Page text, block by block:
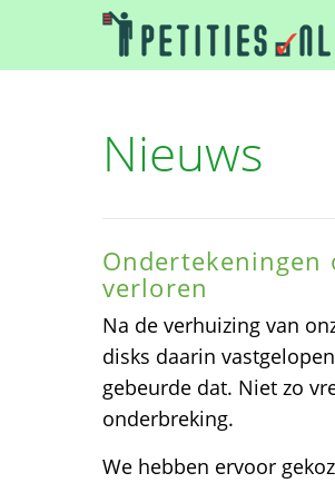
Nieuws
Ondertekeningen
verloren
Na de verhuizing van
disks daarin
gebeurde dat. Niet zo
onderbreking.
We hebben ervoor